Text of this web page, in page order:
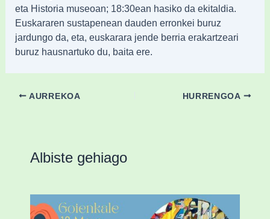
eta Historia museoan; 18:30ean hasiko da ekitaldia.
Euskararen sustapenean dauden erronkei buruz
jardungo da, eta, euskarara jende berria erakartzeari
buruz hausnartuko du, baita ere.
AURREKOA HURRENGOA
Albiste gehiago